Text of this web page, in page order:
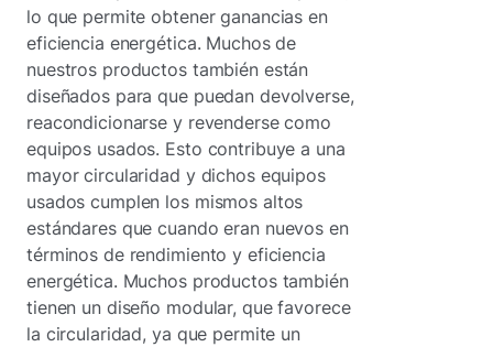
lo que permite obtener ganancias en
eficiencia energética. Muchos de
nuestros productos también están
diseñados para que puedan devolverse,
reacondicionarse y revenderse como
equipos usados. Esto contribuye a una
mayor circularidad y dichos equipos
usados cumplen los mismos altos
estándares que cuando eran nuevos en
términos de rendimiento y eficiencia
energética. Muchos productos también
tienen un diseño modular, que favorece
la circularidad, ya que permite un